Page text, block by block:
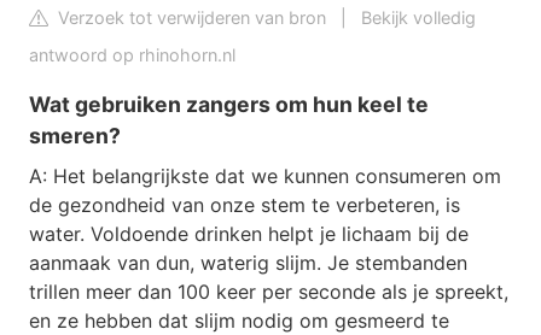
Verzoek tot verwijderen van bron
Bekijk volledig
antwoord op rhinohorn.nl
Wat gebruiken zangers om hun keel te
smeren?
A: Het belangrijkste dat we kunnen consumeren om
de gezondheid van onze stem te verbeteren, is
water. Voldoende drinken helpt je lichaam bij de
aanmaak van dun, waterig slijm. Je stembanden
trillen meer dan 100 keer per seconde als je spreekt,
en ze hebben dat slijm nodig om gesmeerd te